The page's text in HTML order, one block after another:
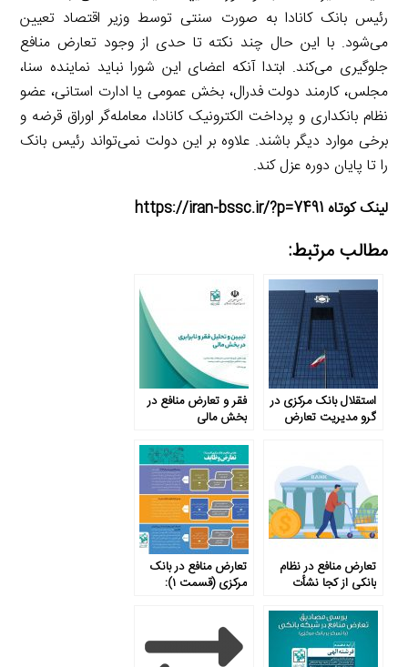
رئیس بانک کانادا به صورت سنتی توسط وزیر اقتصاد تعیین
می‌شود. با این حال چند نکته تا حدی از وجود تعارض منافع
جلوگیری می‌کند. ابتدا آنکه اعضای این شورا نباید نماینده سنا،
مجلس، کارمند دولت فدرال، بخش عمومی یا ادارت استانی، عضو
نظام بانکداری و پرداخت الکترونیک کانادا، معامله‌گر اوراق قرضه و
برخی موارد دیگر باشند. علاوه بر این دولت نمی‌تواند رئیس بانک
را تا پایان دوره عزل کند.
لینک کوتاه https://iran-bssc.ir/?p=7491
مطالب مرتبط:
استقلال بانک مرکزی در
گرو مدیریت تعارض
فقر و تعارض منافع در
بخش مالی
تعارض منافع در نظام
بانکی از کجا نشأت
تعارض منافع در بانک
مرکزی (قسمت ۱):